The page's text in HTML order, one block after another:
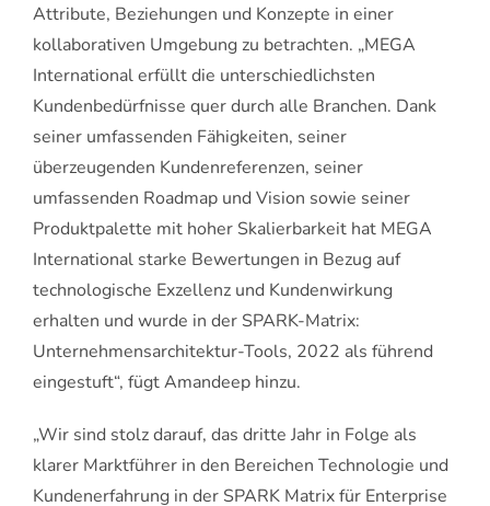
Attribute, Beziehungen und Konzepte in einer
kollaborativen Umgebung zu betrachten. „MEGA
International erfüllt die unterschiedlichsten
Kundenbedürfnisse quer durch alle Branchen. Dank
seiner umfassenden Fähigkeiten, seiner
überzeugenden Kundenreferenzen, seiner
umfassenden Roadmap und Vision sowie seiner
Produktpalette mit hoher Skalierbarkeit hat MEGA
International starke Bewertungen in Bezug auf
technologische Exzellenz und Kundenwirkung
erhalten und wurde in der SPARK-Matrix:
Unternehmensarchitektur-Tools, 2022 als führend
eingestuft“, fügt Amandeep hinzu.
„Wir sind stolz darauf, das dritte Jahr in Folge als
klarer Marktführer in den Bereichen Technologie und
Kundenerfahrung in der SPARK Matrix für Enterprise